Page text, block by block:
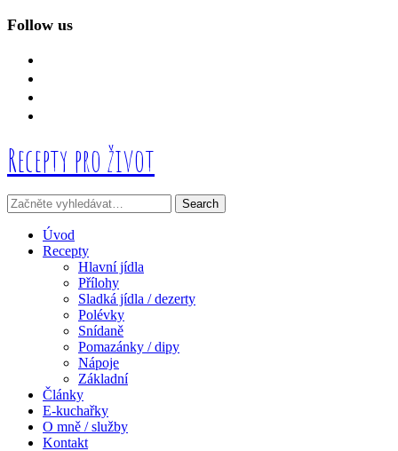
Follow us
Recepty pro život
Úvod
Recepty
Hlavní jídla
Přílohy
Sladká jídla / dezerty
Polévky
Snídaně
Pomazánky / dipy
Nápoje
Základní
Články
E-kuchařky
O mně / služby
Kontakt